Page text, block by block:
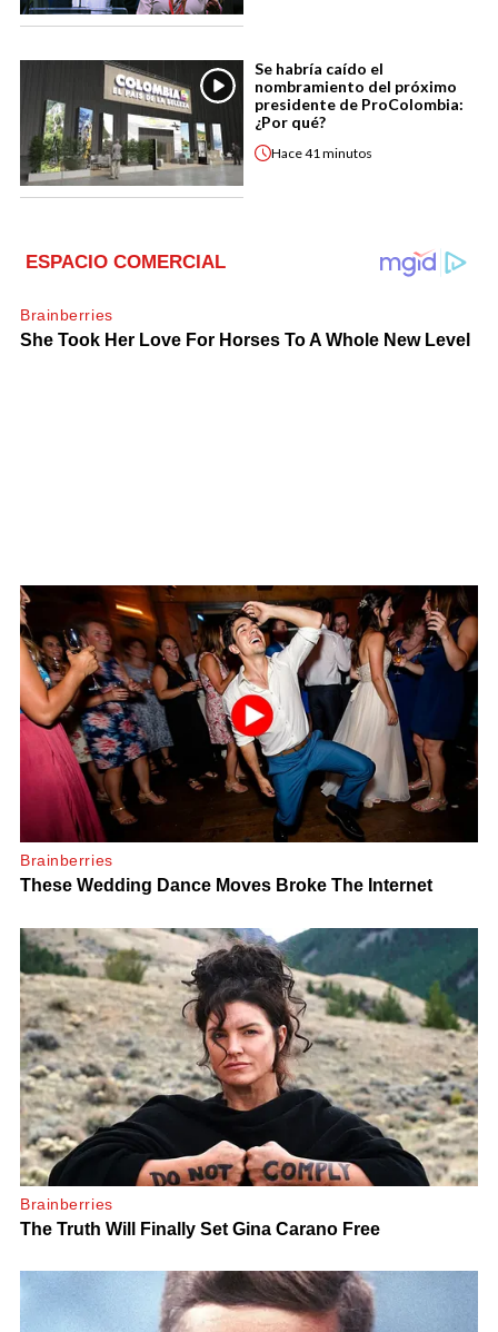
Se habría caído el
nombramiento del próximo
presidente de ProColombia:
¿Por qué?
Hace41 minutos